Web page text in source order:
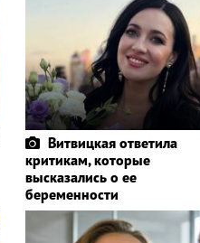
Витвицкая ответила
критикам, которые
высказались о ее
беременности